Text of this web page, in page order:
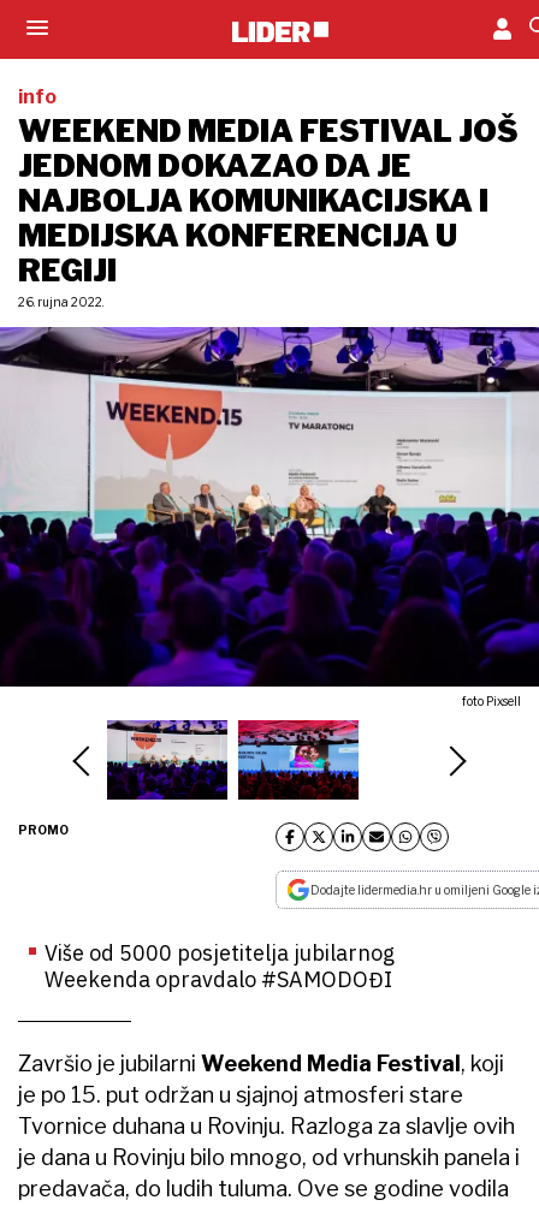
info
WEEKEND MEDIA FESTIVAL JOŠ
JEDNOM DOKAZAO DA JE
NAJBOLJA KOMUNIKACIJSKA I
MEDIJSKA KONFERENCIJA U
REGIJI
26. rujna 2022.
foto Pixsell
PROMO
Dodajte lidermedia.hr u omiljeni Google
Više od 5000 posjetitelja jubilarnog
Weekenda opravdalo #SAMODOĐI
Završio je jubilarni Weekend Media Festival , koji
je po 15. put održan u sjajnoj atmosferi stare
Tvornice duhana u Rovinju. Razloga za slavlje ovih
je dana u Rovinju bilo mnogo, od vrhunskih panela i
predavača, do ludih tuluma. Ove se godine vodila